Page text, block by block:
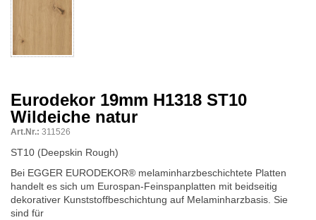
Eurodekor 19mm H1318 ST10
Wildeiche natur
Art.Nr.: 311526
ST10 (Deepskin Rough)
Bei EGGER EURODEKOR® melaminharzbeschichtete Platten
handelt es sich um Eurospan-Feinspanplatten mit beidseitig
dekorativer Kunststoffbeschichtung auf Melaminharzbasis. Sie
sind für